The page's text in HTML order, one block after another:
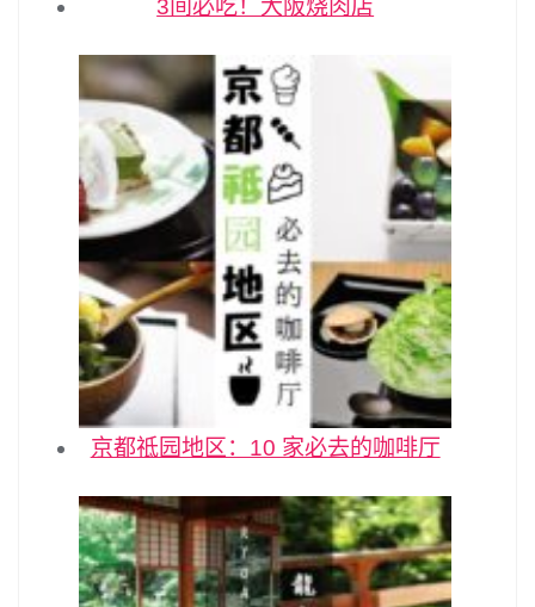
3间必吃！大阪烧肉店
京都祗园地区：10 家必去的咖啡厅